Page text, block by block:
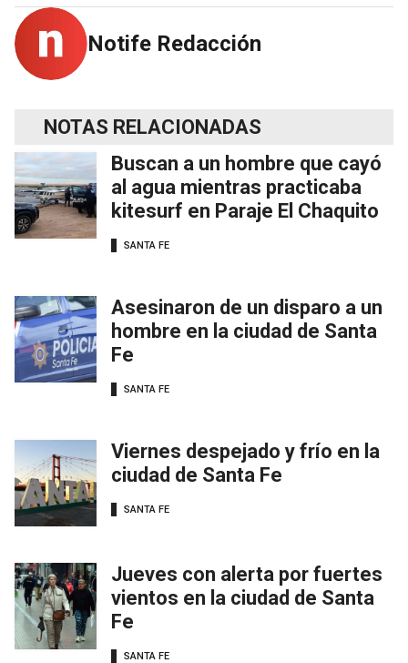
Notife Redacción
NOTAS RELACIONADAS
Buscan a un hombre que cayó
al agua mientras practicaba
kitesurf en Paraje El Chaquito
SANTA FE
Asesinaron de un disparo a un
hombre en la ciudad de Santa
Fe
SANTA FE
Viernes despejado y frío en la
ciudad de Santa Fe
SANTA FE
Jueves con alerta por fuertes
vientos en la ciudad de Santa
Fe
SANTA FE